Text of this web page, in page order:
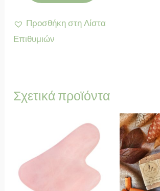
Προσθήκη στη Λίστα
Επιθυμιών
Σχετικά προϊόντα